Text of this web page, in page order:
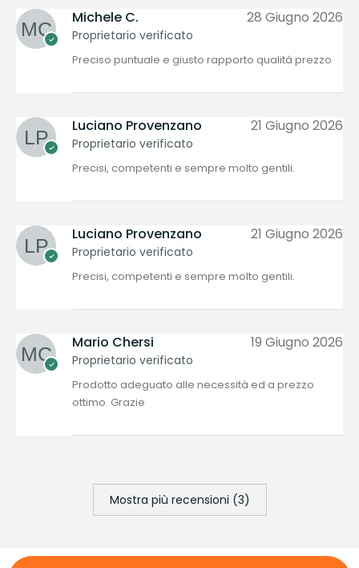
Michele C.
Proprietario verificato
28 Giugno 2026
Preciso puntuale e giusto rapporto qualità prezzo
Luciano Provenzano
Proprietario verificato
21 Giugno 2026
Precisi, competenti e sempre molto gentili.
Luciano Provenzano
Proprietario verificato
21 Giugno 2026
Precisi, competenti e sempre molto gentili.
Mario Chersi
Proprietario verificato
19 Giugno 2026
Prodotto adeguato alle necessità ed a prezzo
ottimo. Grazie
Mostra più recensioni (3)